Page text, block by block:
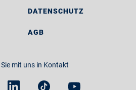
DATENSCHUTZ
AGB
Sie mit uns in Kontakt